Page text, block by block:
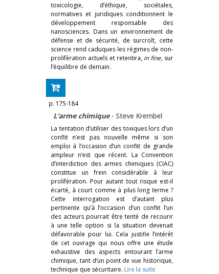
toxicologie, d’éthique, sociétales,
normatives et juridiques conditionnent le
développement responsable des
nanosciences. Dans un environnement de
défense et de sécurité, de surcroît, cette
science rend caduques les régimes de non-
prolifération actuels et retentira, in fine, sur
l’équilibre de demain.
p. 175-184
L’arme chimique - Steve Krembel
La tentation d’utiliser des toxiques lors d’un
conflit n’est pas nouvelle même si son
emploi à l’occasion d’un conflit de grande
ampleur n’est que récent. La Convention
d’interdiction des armes chimiques (CIAC)
constitue un frein considérable à leur
prolifération. Pour autant tout risque est-il
écarté, à court comme à plus long terme ?
Cette interrogation est d’autant plus
pertinente qu’à l’occasion d’un conflit l’un
des acteurs pourrait être tenté de recourir
à une telle option si la situation devenait
défavorable pour lui. Cela justifie l’intérêt
de cet ouvrage qui nous offre une étude
exhaustive des aspects entourant l’arme
chimique, tant d’un point de vue historique,
technique que sécuritaire. Lire la suite